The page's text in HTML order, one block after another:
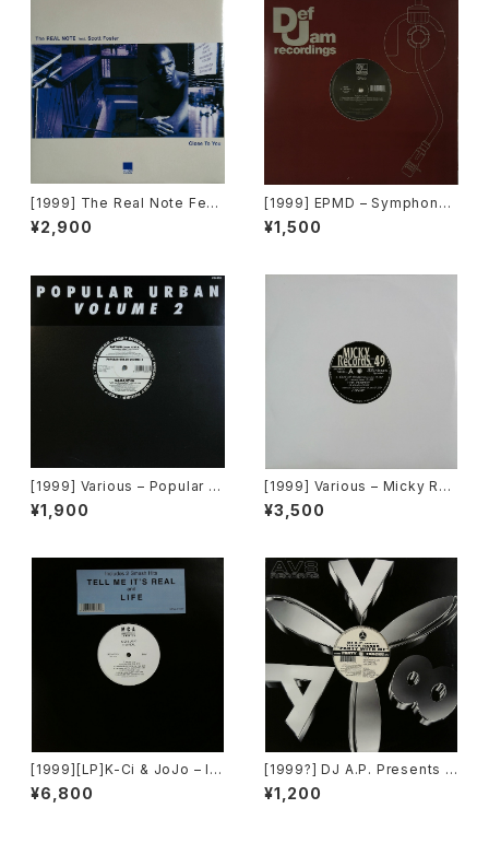
[1999] The Real Note Feat
uring Scott Foster – Close
To You [Cool D:vision][PR
¥2,900
[1999] EPMD – Symphony
2000 / Right Now [Def Jam
Recordings]
¥1,500
[1999] Various – Popular Ur
ban Volume 2 [Popular Rec
ords Italia]
¥1,900
[1999] Various – Micky Rec
ord Vol. 49 [Micky Record
s Inc.][PROMO]
¥3,500
[1999][LP]K-Ci & JoJo – I
t's Real [MCA Records]
¥6,800
[1999?] DJ A.P. Presents T
iger Ranks – Party With Me
[AV8 Records]
¥1,200